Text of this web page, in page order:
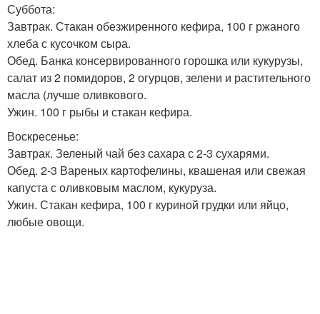
Суббота:
Завтрак. Стакан обезжиренного кефира, 100 г ржаного
хлеба с кусочком сыра.
Обед. Банка консервированного горошка или кукурузы,
салат из 2 помидоров, 2 огурцов, зелени и растительного
масла (лучше оливкового.
Ужин. 100 г рыбы и стакан кефира.
Воскресенье:
Завтрак. Зеленый чай без сахара с 2-3 сухарями.
Обед. 2-3 Вареных картофелины, квашеная или свежая
капуста с оливковым маслом, кукуруза.
Ужин. Стакан кефира, 100 г куриной грудки или яйцо,
любые овощи.